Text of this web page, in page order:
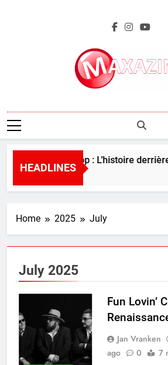
HEADLINES
Perles de la pop : L’histoire derrière
4 Days Ago
Home 2025 July
July 2025
Fun Lovin’
Jan Vranken
ago
0 7